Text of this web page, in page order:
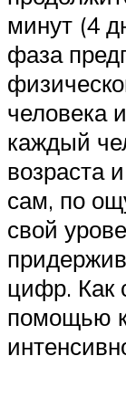
минут (4
фаза
человека
каждый
возраста
сам, по
свой
цифр. Как
помощью